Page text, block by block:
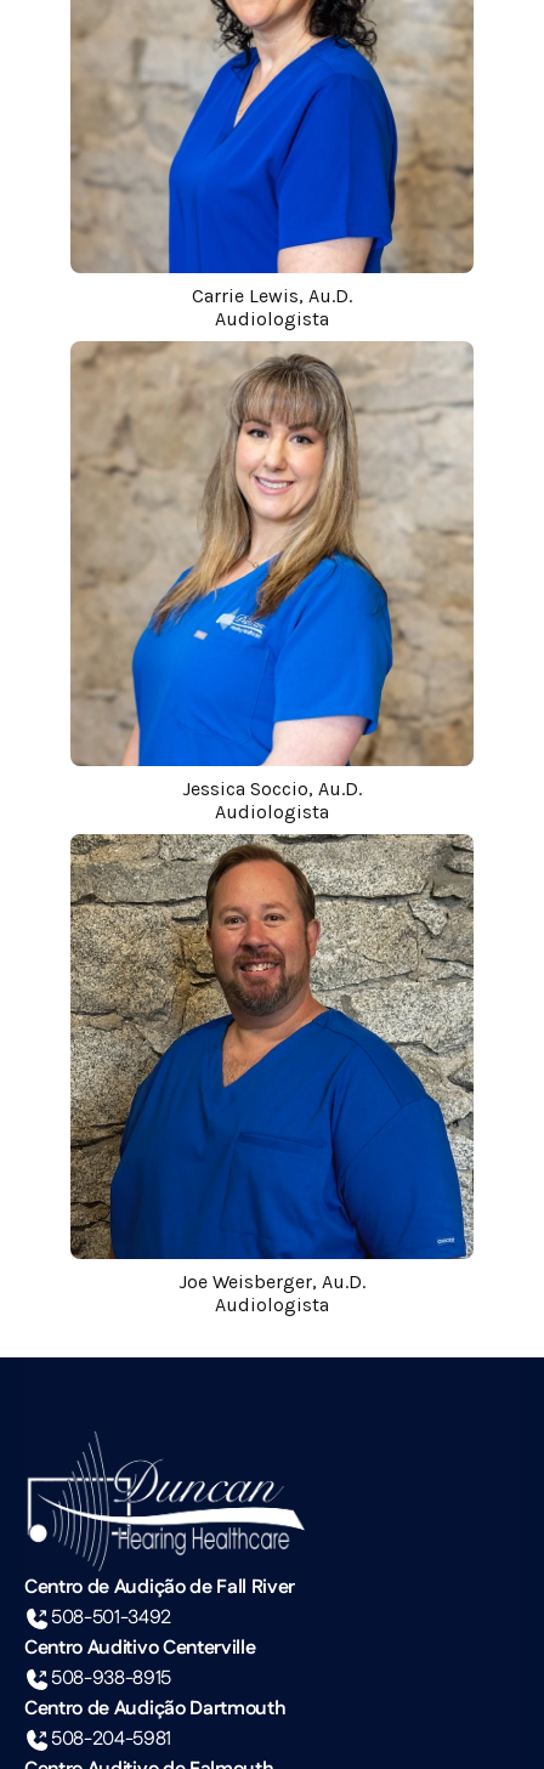
Carrie Lewis, Au.D.
Audiologista
Jessica Soccio, Au.D.
Audiologista
Joe Weisberger, Au.D.
Audiologista
Centro de Audição de Fall River
508-501-3492
Centro Auditivo Centerville
508-938-8915
Centro de Audição Dartmouth
508-204-5981